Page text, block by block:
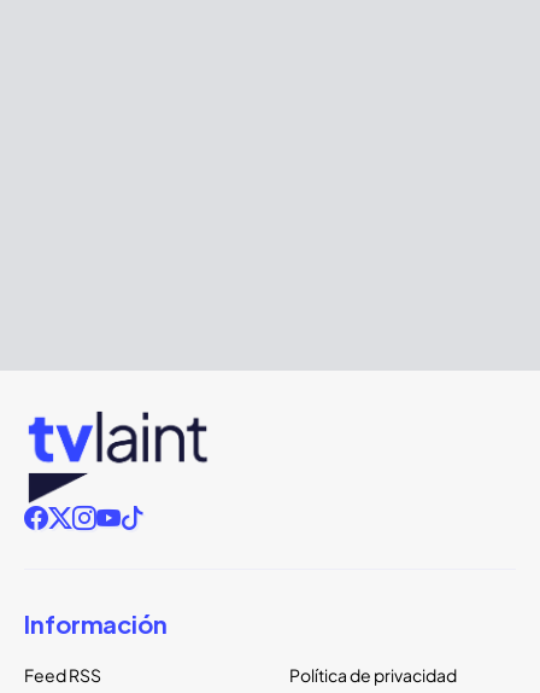
Información
Feed RSS Política de privacidad